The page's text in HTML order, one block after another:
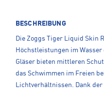
BESCHREIBUNG
Die Zoggs Tiger Liquid Skin
Höchstleistungen im
Gläser bieten mittleren
das Schwimmen im Freien
Lichtverhältnissen. Dank